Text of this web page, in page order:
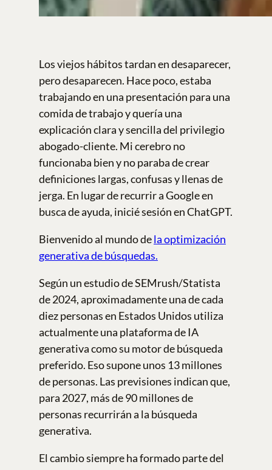
Los viejos hábitos tardan en desaparecer,
pero desaparecen. Hace poco, estaba
trabajando en una presentación para una
comida de trabajo y quería una
explicación clara y sencilla del privilegio
abogado-cliente. Mi cerebro no
funcionaba bien y no paraba de crear
definiciones largas, confusas y llenas de
jerga. En lugar de recurrir a Google en
busca de ayuda, inicié sesión en ChatGPT.
Bienvenido al mundo dela optimización
generativa de búsquedas.
Según un estudio de SEMrush/Statista
de 2024, aproximadamente una de cada
diez personas en Estados Unidos utiliza
actualmente una plataforma de IA
generativa como su motor de búsqueda
preferido. Eso supone unos 13 millones
de personas. Las previsiones indican que,
para 2027, más de 90 millones de
personas recurrirán a la búsqueda
generativa.
El cambio siempre ha formado parte del